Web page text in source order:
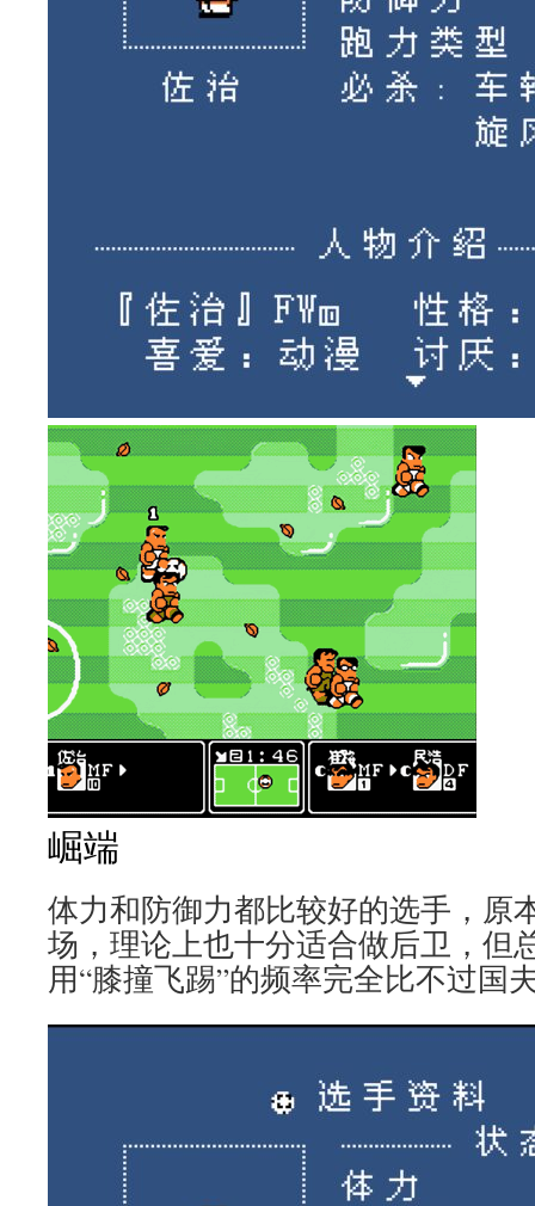
崛端
体力和防御力都比较好的选手，原
场，理论上也十分适合做后卫，但
用“膝撞飞踢”的频率完全比不过国